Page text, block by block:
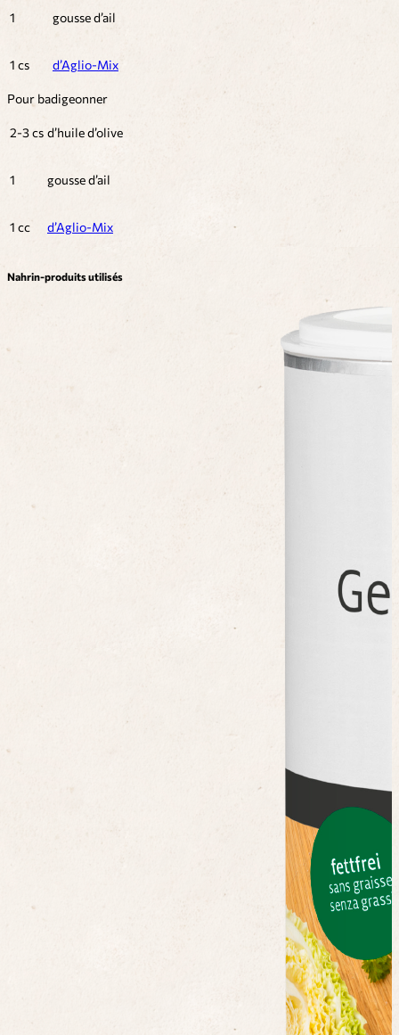
1 gousse d’ail
1 cs d’Aglio-Mix
Pour badigeonner
2-3 cs d’huile d’olive
1 gousse d’ail
1 cc d’Aglio-Mix
Nahrin-produits utilisés